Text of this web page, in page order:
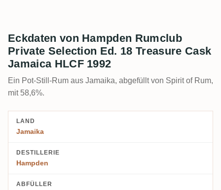
Eckdaten von Hampden Rumclub
Private Selection Ed. 18 Treasure Cask
Jamaica HLCF 1992
Ein Pot-Still-Rum aus Jamaika, abgefüllt von Spirit of Rum,
mit 58,6%.
LAND
Jamaika
DESTILLERIE
Hampden
ABFÜLLER